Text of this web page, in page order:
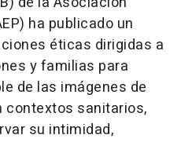
ha publicado un
éticas dirigidas a
y familias para
de las imágenes de
contextos sanitarios,
su intimidad,